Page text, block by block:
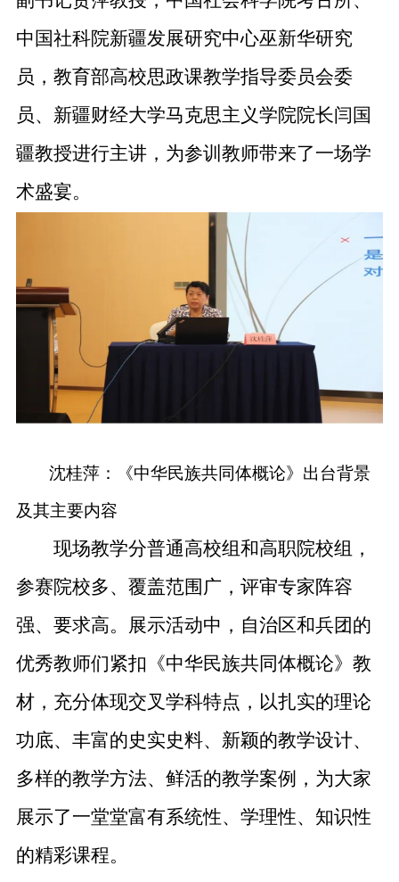
中国社科院新疆发展研究中心巫新华研究
员，教育部高校思政课教学指导委员会委
员、新疆财经大学马克思主义学院院长闫国
疆教授进行主讲， 为参训 教师带来了一场学
术盛宴。
沈桂萍：《中华民族共同体概论》出台背景
及其主要内容
现场教学分普通高校组和高职院校组，
参赛院校多、覆盖范围广，评审专家阵容
强、要求高。
展示活动中， 自治区和兵团的
优秀教师们紧扣《中华民族共同体概论》教
材，充分体现交叉学科特点，以扎实的理论
功底、丰富的史实史料、新颖的教学设计、
多样的教学方法、鲜活的教学案例，为大家
展示了一堂堂富有系统性、学理性、知识性
的精彩课程。